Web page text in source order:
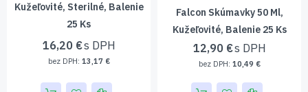
Kužeľovité, Sterilné, Balenie
25 Ks
16,20 €
13,17 €
Falcon Skúmavky 50 Ml,
Kužeľovité, Balenie 25 Ks
12,90 €
10,49 €